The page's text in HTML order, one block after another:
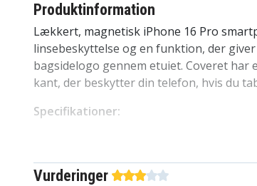
Produktinformation
Lækkert, magnetisk iPhone 16 Pro
linsebeskyttelse og en funktion, der
bagsidelogo gennem etuiet. Coveret
kant, der beskytter din telefon, hvis du
Specifikationer:
Sort farve
Vurderinger